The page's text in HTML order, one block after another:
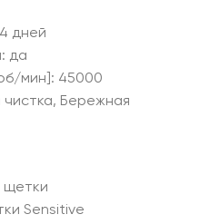
дней
да
мин]: 45000
Бережная
щетки
Sensitive